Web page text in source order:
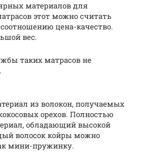
материалов для
этот можно считать
цена-качество.
вес.
таких матрасов не
из волокон, получаемых
орехов. Полностью
обладающий высокой
волосок койры можно
мини-пружинку.